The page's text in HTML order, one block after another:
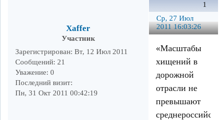
1
Ср, 27 Июл
2011 16:03:26
Xaffer
Участник
Зарегистрирован: Вт, 12 Июл 2011
Сообщений: 21
Уважение: 0
Последний визит:
Пн, 31 Окт 2011 00:42:19
«Масштабы
хищений в
дорожной
отрасли не
превышают